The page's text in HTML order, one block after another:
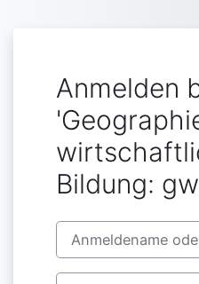
Anmelden
Bildung:
Anmeldename oder E-